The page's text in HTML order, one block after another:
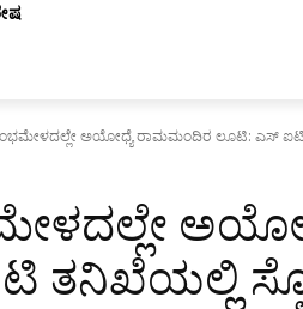
ಅಯೋಧ್ಯೆ ರಾಮಮಂದಿರ ಲೂಟಿ: ಎಸ್
ತನಿಖೆಯಲ್ಲಿ